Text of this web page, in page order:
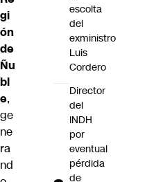
gi
ón
de
Ñu
bl
e,
ge
ne
ra
nd
escolta
del
exministro
Luis
Cordero
Director
del
INDH
por
eventual
pérdida
de